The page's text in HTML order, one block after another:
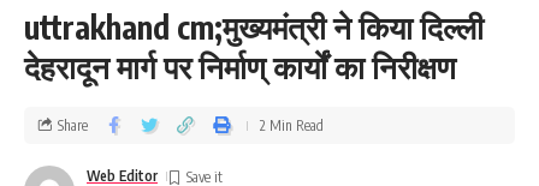
uttrakhand cm;मुख्‍यमंत्री ने किया दिल्‍ली
देहरादून मार्ग पर निर्माण् कार्यों का निरीक्षण
Web Editor
Share 2 Min Read